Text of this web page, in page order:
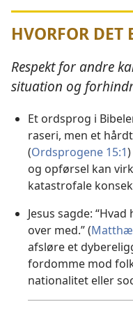
HVORFOR DET
Respekt for andre
situation og
Et ordsprog i
raseri, men et
(Ordsprogene 15:1
og opførsel kan
katastrofale
Jesus sagde:
over med.” (
afsløre et
fordomme mod
nationalitet eller